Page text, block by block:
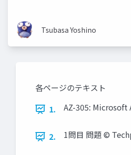
Tsubasa Yoshino
各ページのテキスト
1.
AZ-305:
2. 1問目 問題 ©